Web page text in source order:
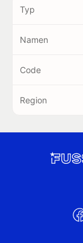
Typ
Namen
Code
Region